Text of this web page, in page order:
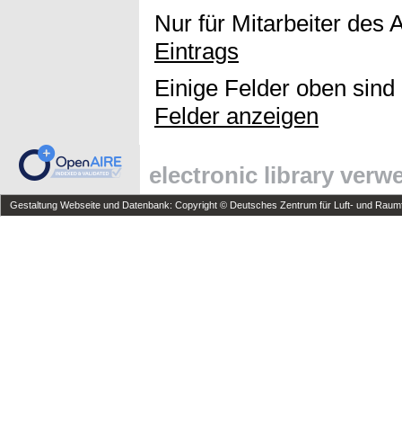
Nur für Mitarbeiter des
Eintrags
Einige Felder oben
Felder anzeigen
electronic library
Gestaltung Webseite und Datenbank: Copyright © Deutsches Zentrum für Luft- und